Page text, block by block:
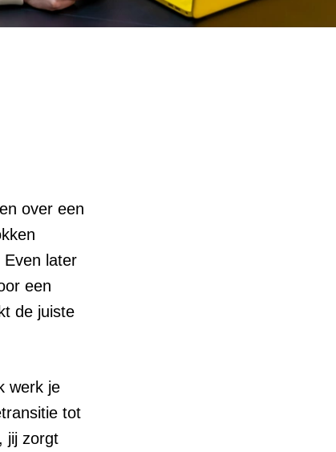
over een
Even later
een
de juiste
werk je
tot
jij zorgt